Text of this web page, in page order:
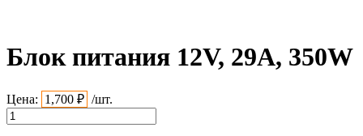
Блок питания 12V, 29A, 350W
Цена: 1,700 ₽ /шт.
Количество
товара